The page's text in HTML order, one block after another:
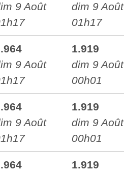
9 Août
dim 9 Août
01h17
9 Août
1.919
dim 9 Août
00h01
9 Août
1.919
dim 9 Août
00h01
1.919